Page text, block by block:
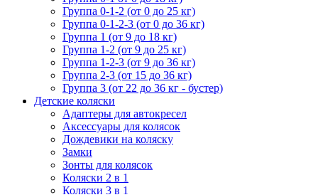
Группа 0-1-2 (от 0 до 25 кг)
Группа 0-1-2-3 (от 0 до 36 кг)
Группа 1 (от 9 до 18 кг)
Группа 1-2 (от 9 до 25 кг)
Группа 1-2-3 (от 9 до 36 кг)
Группа 2-3 (от 15 до 36 кг)
Группа 3 (от 22 до 36 кг - бустер)
Детские коляски
Адаптеры для автокресел
Аксессуары для колясок
Дождевики на коляску
Замки
Зонты для колясок
Коляски 2 в 1
Коляски 3 в 1